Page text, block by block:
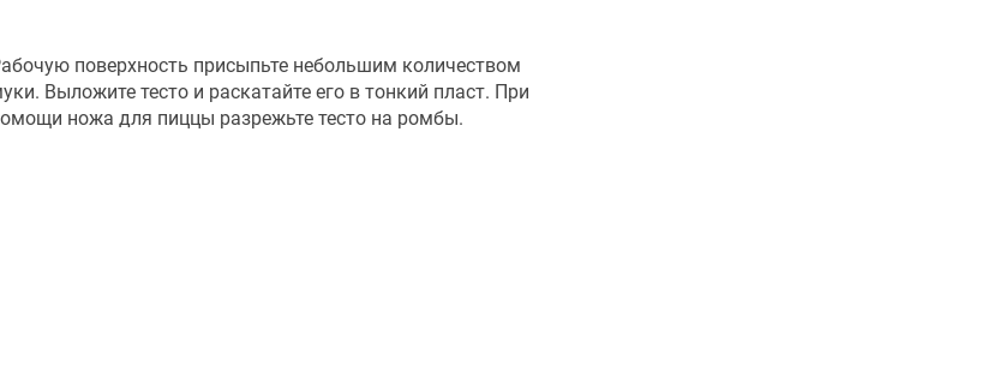
поверхность присыпьте небольшим количеством
Выложите тесто и раскатайте его в тонкий пласт. При
ножа для пиццы разрежьте тесто на ромбы.